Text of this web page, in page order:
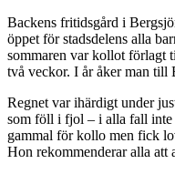
Backens fritidsgård i
öppet för stadsdelens alla
sommaren var kollot förlagt
två veckor. I år åker man till
Regnet var ihärdigt under
som föll i fjol – i alla fall
gammal för kollo men fick
Hon rekommenderar alla att